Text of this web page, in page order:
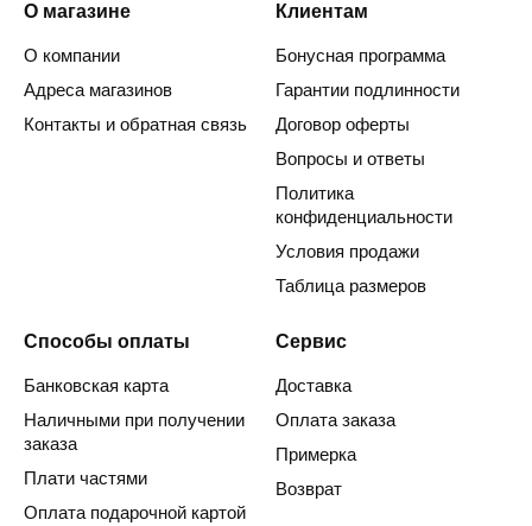
О магазине
О компании
Адреса магазинов
Контакты и обратная связь
Клиентам
Бонусная программа
Гарантии подлинности
Договор оферты
Вопросы и ответы
Политика
конфиденциальности
Условия продажи
Таблица размеров
Способы оплаты
Банковская карта
Наличными при получении
заказа
Плати частями
Оплата подарочной картой
Сервис
Доставка
Оплата заказа
Примерка
Возврат